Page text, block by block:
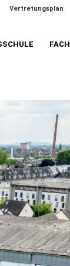
Vertretungsplan